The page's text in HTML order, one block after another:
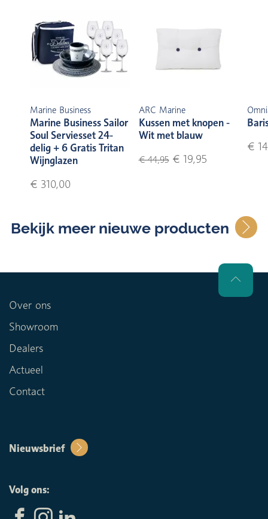
Marine Business
Marine Business Sailor
Soul Serviesset 24-
delig + 6 Gratis Tritan
Wijnglazen
€ 310,00
ARC Marine
Kussen met knopen -
Wit met blauw
€ 44,95€ 19,95
€
Bekijk meer nieuwe producten
Over ons
Showroom
Dealers
Actueel
Contact
Nieuwsbrief
Volg ons: